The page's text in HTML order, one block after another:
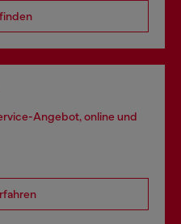
Angebot, online und